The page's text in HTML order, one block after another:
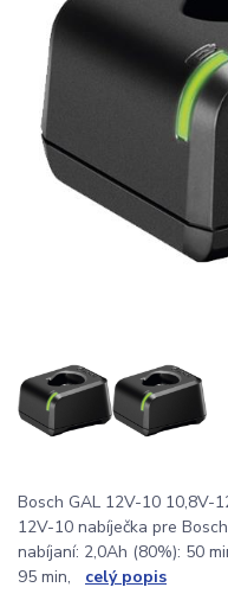
Bosch GAL 12V-10 10,8V-
12V-10 nabíječka pre
nabíjaní: 2,0Ah (80%): 50
95 min, celý popis